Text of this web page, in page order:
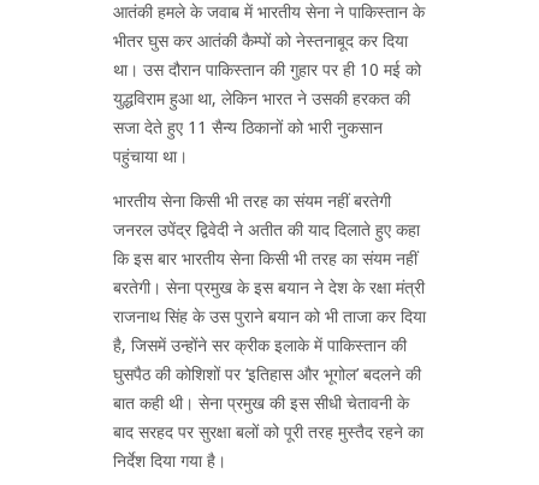
आतंकी हमले के जवाब में भारतीय सेना ने पाकिस्तान के
भीतर घुस कर आतंकी कैम्पों को नेस्तनाबूद कर दिया
था। उस दौरान पाकिस्तान की गुहार पर ही 10 मई को
युद्धविराम हुआ था, लेकिन भारत ने उसकी हरकत की
सजा देते हुए 11 सैन्य ठिकानों को भारी नुकसान
पहुंचाया था।
भारतीय सेना किसी भी तरह का संयम नहीं बरतेगी
जनरल उपेंद्र द्विवेदी ने अतीत की याद दिलाते हुए कहा
कि इस बार भारतीय सेना किसी भी तरह का संयम नहीं
बरतेगी। सेना प्रमुख के इस बयान ने देश के रक्षा मंत्री
राजनाथ सिंह के उस पुराने बयान को भी ताजा कर दिया
है, जिसमें उन्होंने सर क्रीक इलाके में पाकिस्तान की
घुसपैठ की कोशिशों पर ‘इतिहास और भूगोल’ बदलने की
बात कही थी। सेना प्रमुख की इस सीधी चेतावनी के
बाद सरहद पर सुरक्षा बलों को पूरी तरह मुस्तैद रहने का
निर्देश दिया गया है।